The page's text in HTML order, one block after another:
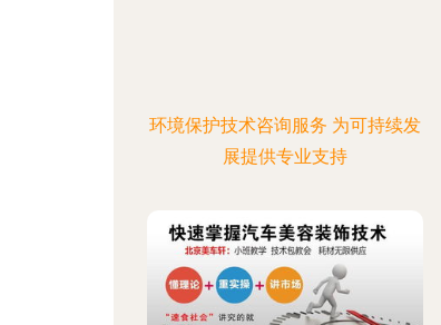
环境保护技术咨询服务 为可持续发
展提供专业支持